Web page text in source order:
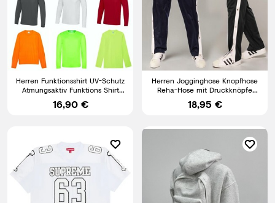
Herren Funktionsshirt UV-Schutz
Atmungsaktiv Funktions Shirt
Langarm S-XXL BC002
16,90 €
Herren Jogginghose Knopfhose
Reha-Hose mit Druckknöpfe
Sporthose Traningshose
18,95 €